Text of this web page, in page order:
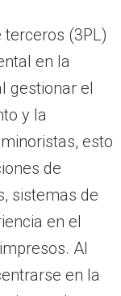
(3PL)
en la
gestionar el
y la
esto
de
sistemas de
en el
Al
en la